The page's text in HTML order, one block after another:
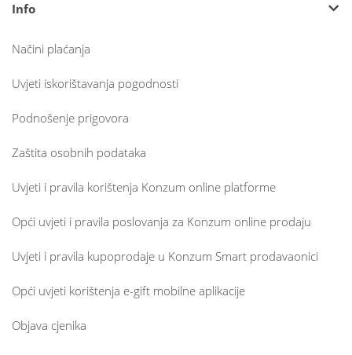
Info
Načini plaćanja
Uvjeti iskorištavanja pogodnosti
Podnošenje prigovora
Zaštita osobnih podataka
Uvjeti i pravila korištenja Konzum online platforme
Opći uvjeti i pravila poslovanja za Konzum online prodaju
Uvjeti i pravila kupoprodaje u Konzum Smart prodavaonici
Opći uvjeti korištenja e-gift mobilne aplikacije
Objava cjenika